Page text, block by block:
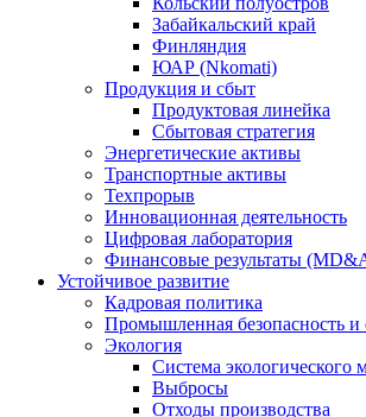
Забайкальский край
Финляндия
ЮАР (Nkomati)
Продукция и сбыт
Продуктовая линейка
Сбытовая стратегия
Энергетические активы
Транспортные активы
Техпрорыв
Инновационная деятельность
Цифровая лаборатория
Финансовые результаты
Устойчивое развитие
Кадровая политика
Промышленная безопасность и
Экология
Система экологического
Выбросы
Отходы производства